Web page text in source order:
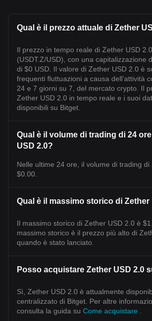
Qual è il prezzo attuale di Zether
Il prezzo in tempo reale di Zether USD
(USDT.Z/USD), con una capitalizzazione
di $0 USD. Il valore di Zether USD 2.0 è
frequenti fluttuazioni a causa dell’attività
24 e 7 giorni su 7, del mercato crypto. Il
Zether USD 2.0 in tempo reale e i suoi
disponibili su Bitget.
Qual è il volume di trading di 24
USD 2.0?
Nelle ultime 24 ore, il volume di trading di
$0.00.
Qual è il massimo storico di Zether
Il massimo storico di Zether USD 2.0 è
massimo storico è il prezzo più alto di
quando è stato lanciato.
Posso acquistare Zether USD 2.0
Sì, Zether USD 2.0 è attualmente
centralizzato di Bitget. Per altre
consulta la guida su Come acquistare